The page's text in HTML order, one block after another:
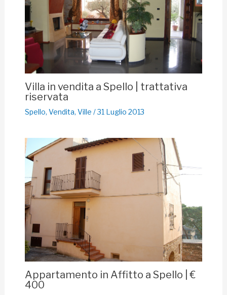
Villa in vendita a Spello | trattativa
riservata
Spello, Vendita, Ville /31 Luglio 2013
Appartamento in Affitto a Spello | €
400